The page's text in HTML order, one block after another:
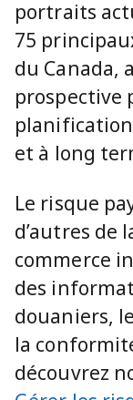
portraits
75
du Canada,
prospective
et à long
Le risque
d’autres de
commerce
des
douaniers,
la
découvrez